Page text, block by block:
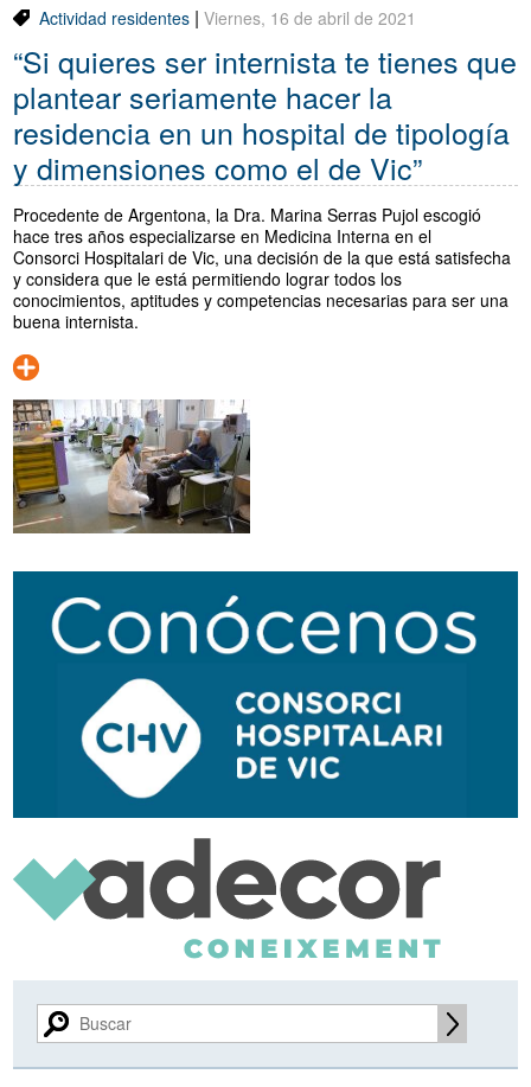
Actividad residentes| Viernes, 16 de abril de 2021
“Si quieres ser internista te tienes que
plantear seriamente hacer la
residencia en un hospital de tipología
y dimensiones como el de Vic”
Procedente de Argentona, la Dra. Marina Serras Pujol escogió
hace tres años especializarse en Medicina Interna en el
Consorci Hospitalari de Vic, una decisión de la que está satisfecha
y considera que le está permitiendo lograr todos los
conocimientos, aptitudes y competencias necesarias para ser una
buena internista.
Navegación
secundaria